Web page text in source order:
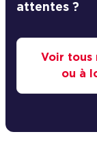
attentes ?
Voir tous
ou à